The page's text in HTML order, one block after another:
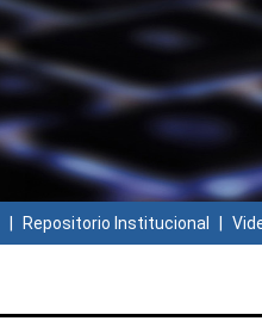
Repositorio Institucional